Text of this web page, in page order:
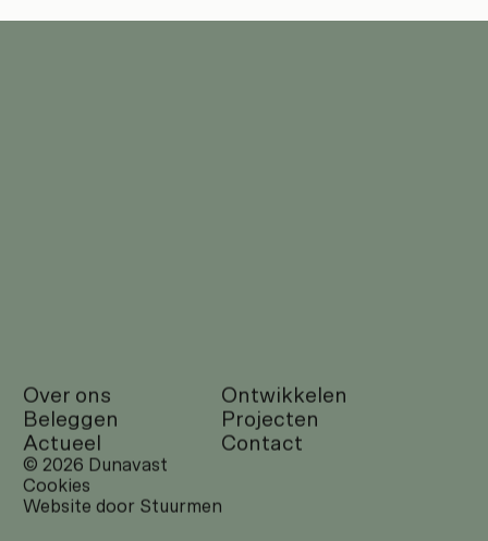
Over ons
Ontwikkelen
Beleggen
Projecten
Actueel
Contact
© 2026 Dunavast
Cookies
Website door Stuurmen